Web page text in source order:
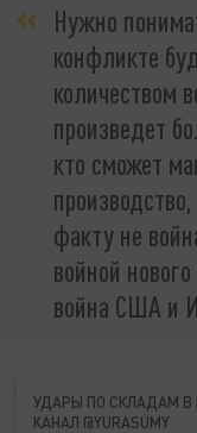
Нужно
конфликте
количеством
произведет
кто сможет
факту не
войной
война США и
УДАРЫ ПО СКЛАДАМ В
КАНАЛ @YURASUMY